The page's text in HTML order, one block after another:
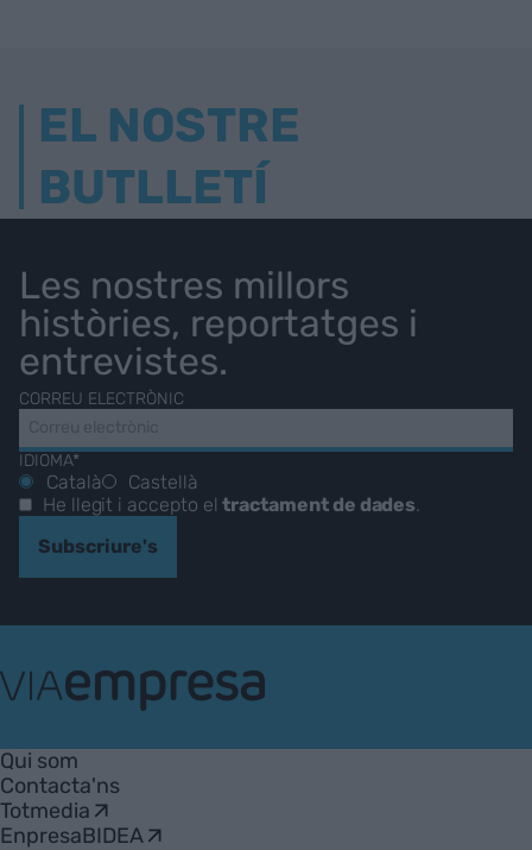
EL NOSTRE
BUTLLETÍ
Les nostres millors
històries, reportatges i
entrevistes.
CORREU ELECTRÒNIC
IDIOMA*
Català
Castellà
He llegit i accepto eltractament de dades
Subscriure's
Empresa
Qui som
Contacta'ns
Totmedia
EnpresaBIDEA